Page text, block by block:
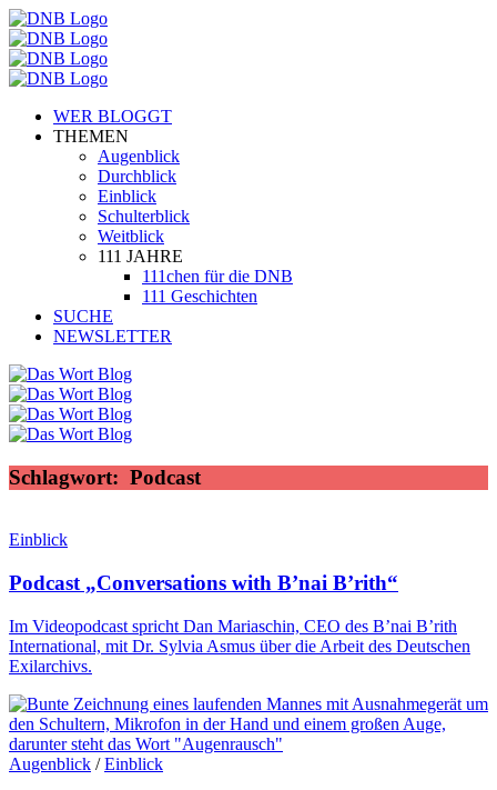
WER BLOGGT
THEMEN
Augenblick
Durchblick
Einblick
Schulterblick
Weitblick
111 JAHRE
111chen für die DNB
111 Geschichten
SUCHE
NEWSLETTER
Schlagwort: Podcast
Einblick
Podcast „Conversations with B’nai B’rith“
Im Videopodcast spricht Dan Mariaschin, CEO des B’nai B’rith
International, mit Dr. Sylvia Asmus über die Arbeit des Deutschen
Exilarchivs.
Augenblick /Einblick